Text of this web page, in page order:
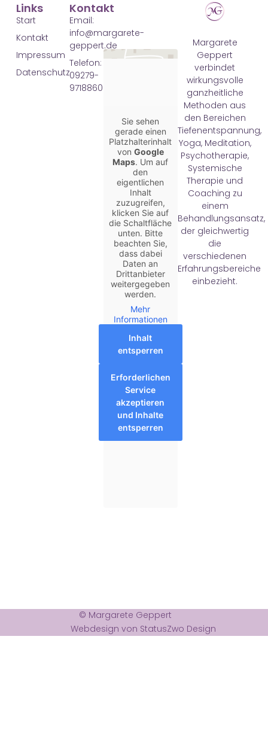
Margarete
Geppert
verbindet
wirkungsvolle
ganzheitliche
Methoden aus
den Bereichen
Tiefenentspannung,
Yoga, Meditation,
Psychotherapie,
Systemische
Therapie und
Coaching zu
einem
Behandlungsansatz,
der gleichwertig
die
verschiedenen
Erfahrungsbereiche
einbezieht.
Links
Start
Kontakt
Impressum
Datenschutz
Kontakt
Email:
info@margarete-
geppert.de
Telefon:
09279-
9718860
Sie sehen
gerade einen
Platzhalterinhalt
von Google
Maps. Um auf
den
eigentlichen
Inhalt
zuzugreifen,
klicken Sie auf
die Schaltfläche
unten. Bitte
beachten Sie,
dass dabei
Daten an
Drittanbieter
weitergegeben
werden.
Mehr
Informationen
Inhalt
entsperren
Erforderlichen
Service
akzeptieren
und Inhalte
entsperren
© Margarete Geppert
Webdesign von StatusZwo Design